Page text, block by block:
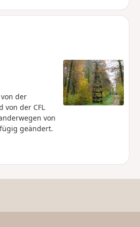
der
von der CFL
von
geändert.